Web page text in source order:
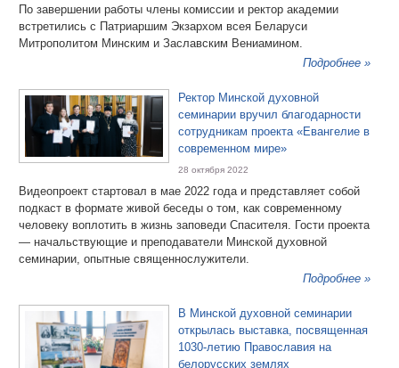
По завершении работы члены комиссии и ректор академии
встретились с Патриаршим Экзархом всея Беларуси
Митрополитом Минским и Заславским Вениамином.
Подробнее »
Ректор Минской духовной
семинарии вручил благодарности
сотрудникам проекта «Евангелие в
современном мире»
28 октября 2022
Видеопроект стартовал в мае 2022 года и представляет собой
подкаст в формате живой беседы о том, как современному
человеку воплотить в жизнь заповеди Спасителя. Гости проекта
— начальствующие и преподаватели Минской духовной
семинарии, опытные священнослужители.
Подробнее »
В Минской духовной семинарии
открылась выставка, посвященная
1030-летию Православия на
белорусских землях